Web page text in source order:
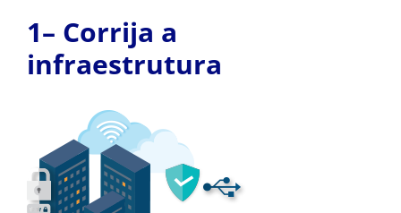
1– Corrija a
infraestrutura